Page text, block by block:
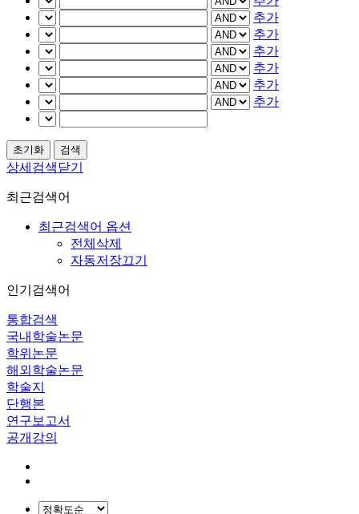
추가
추가
추가
추가
추가
추가
상세검색닫기
최근검색어
최근검색어 옵션
전체삭제
자동저장끄기
인기검색어
통합검색
국내학술논문
학위논문
해외학술논문
학술지
단행본
연구보고서
공개강의